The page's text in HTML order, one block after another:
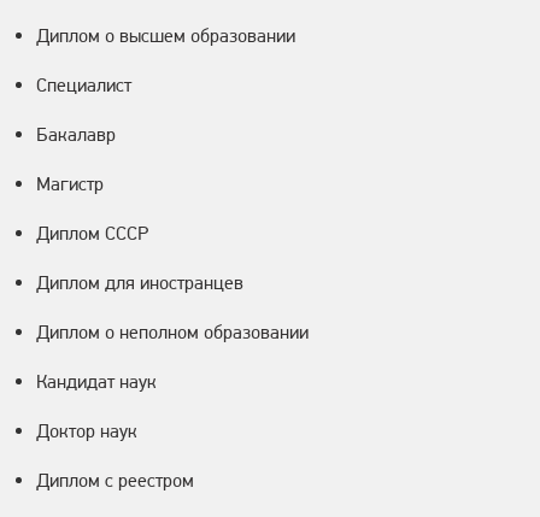
Диплом о высшем образовании
Специалист
Бакалавр
Магистр
Диплом СССР
Диплом для иностранцев
Диплом о неполном образовании
Кандидат наук
Доктор наук
Диплом с реестром